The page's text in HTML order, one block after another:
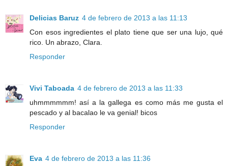
Delicias Baruz 4 de febrero de 2013 a las 11:13
Con esos ingredientes el plato tiene que ser una lujo, qué
rico. Un abrazo, Clara.
Responder
Vivi Taboada 4 de febrero de 2013 a las 11:33
uhmmmmmm! así a la gallega es como más me gusta el
pescado y al bacalao le va genial! bicos
Responder
Eva 4 de febrero de 2013 a las 11:36